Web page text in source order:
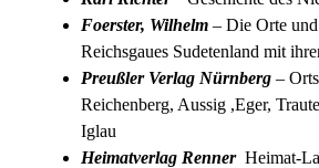
Foerster, Wilhelm – Die Orte
Reichsgaues Sudetenland mit
Preußler Verlag Nürnberg –
Reichenberg, Aussig ,Eger,
Iglau
Heimatverlag Renner Heimat-